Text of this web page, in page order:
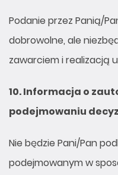
Podanie przez Panią/
dobrowolne, ale
zawarciem i realizacją
10.Informacja o
podejmowaniu
Nie będzie Pani/Pan
podejmowanym w